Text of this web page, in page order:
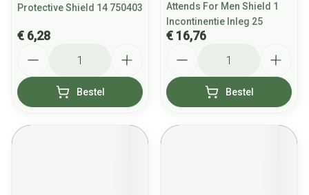
Protective Shield 14 750403
€ 6,28
Bestel
Attends For Men Shield 1
Incontinentie Inleg 25
€ 16,76
Bestel